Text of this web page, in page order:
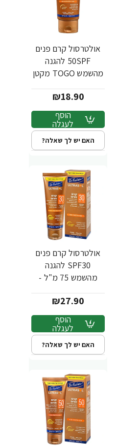
אולטרסול קרם פנים
50SPF להגנה
מהשמש TOGO מקטן
₪18.90
הוסף
לעגלה
האם יש לך שאלה?
אולטרסול קרם פנים
SPF30 להגנה
מהשמש 75 מ"ל -
₪27.90
הוסף
לעגלה
האם יש לך שאלה?